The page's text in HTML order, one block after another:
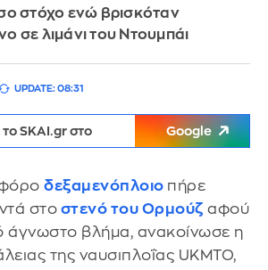
στόχο ενώ βρισκόταν
σε λιμάνι του Ντουμπάι
UPDATE: 08:31
SKAI.gr στο Google
δεξαμενόπλοιο πήρε
στο στενό του Ορμούζ αφού
άγνωστο βλήμα, ανακοίνωσε η
της ναυσιπλοΐας UKMTO,